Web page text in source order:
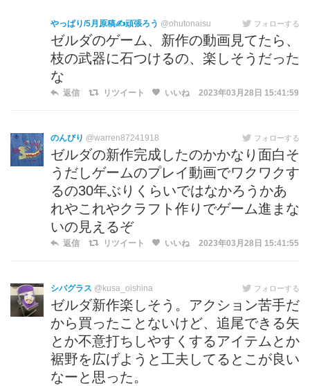
やっぱり/5月原稿✍️頑張ろう @ohutonaisu フォローする
ゼルダのゲーム、新作の動画見てたら、
枝の武器に石つけるの、楽しそうだった
な
返信 リツイート いいね 2023年03月28日 15:41:59
のんびり @warren87241918 フォローする
ゼルダの新作完成したのかかなり面白そ
うだしゲームのプレイ動画でワクワクす
るの30年ぶりくらいではなかろうかあ
れやこれやクラフト作りでゲーム進まな
いの見えるぞ
返信 リツイート いいね 2023年03月28日 15:41:55
シバグラス @kusa_oishina フォローする
ゼルダ新作楽しそう。アクション苦手だ
から買ったことないけど、追尾できる矢
とか不意打ちしやすくするアイテムとか
裾野を広げようと工夫してるとこが良い
なーと思った。